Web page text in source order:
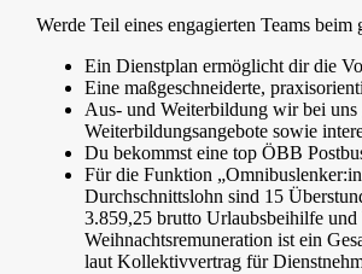
Werde Teil eines engagierten Teams
Ein Dienstplan ermöglicht dir die
Eine maßgeschneiderte,
Aus- und Weiterbildung wir bei uns
Weiterbildungsangebote sowie
Du bekommst eine top ÖBB
Für die Funktion
Durchschnittslohn sind 15
3.859,25 brutto Urlaubsbeihilfe
Weihnachtsremuneration ist ein
laut Kollektivvertrag für